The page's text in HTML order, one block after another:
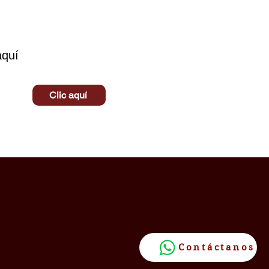
Clic aquí
Contáctanos